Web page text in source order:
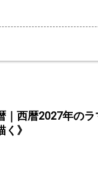
｜西暦2027年の
》